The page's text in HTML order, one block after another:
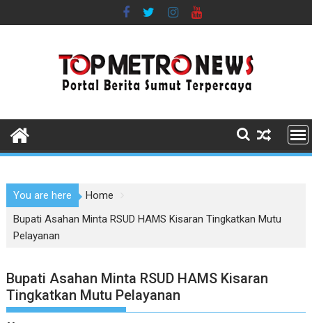
to
You are here
Home
Bupati Asahan Minta RSUD HAMS Kisaran Tingkatkan Mutu
Pelayanan
Bupati Asahan Minta RSUD HAMS Kisaran
Tingkatkan Mutu Pelayanan